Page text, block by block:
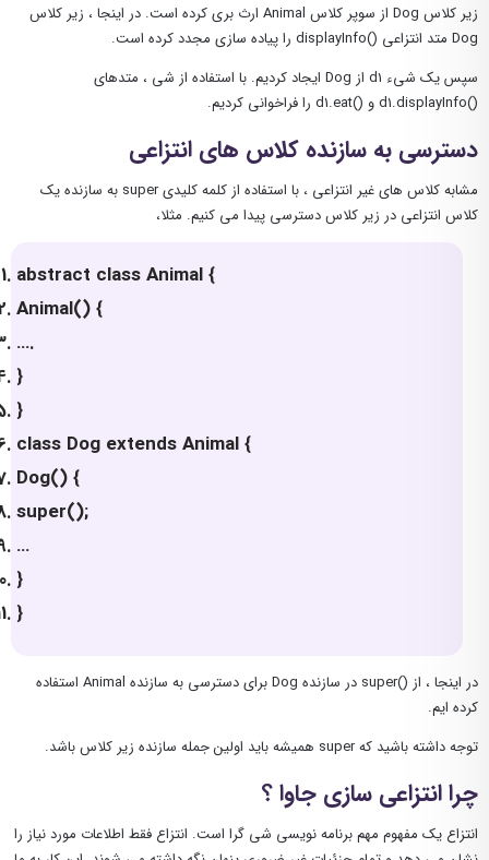
زیر کلاس Dog از سوپر کلاس Animal ارث بری کرده است. در اینجا ، زیر کلاس
Dog متد انتزاعی ()displayInfo را پیاده سازی مجدد کرده است.
سپس یک شیء d1 از Dog ایجاد کردیم. با استفاده از شی ، متدهای
()d1.displayInfo و ()d1.eat را فراخوانی کردیم.
دسترسی به سازنده کلاس های انتزاعی
مشابه کلاس های غیر انتزاعی ، با استفاده از کلمه کلیدی super به سازنده یک
کلاس انتزاعی در زیر کلاس دسترسی پیدا می کنیم. مثلا،
abstract class Animal {
Animal() {
….
}
}
class Dog extends Animal {
Dog() {
super();
…
}
}
در اینجا ، از ()super در سازنده Dog برای دسترسی به سازنده Animal استفاده
کرده ایم.
توجه داشته باشید که super همیشه باید اولین جمله سازنده زیر کلاس باشد.
چرا انتزاعی سازی جاوا ؟
انتزاع یک مفهوم مهم برنامه نویسی شی گرا است. انتزاع فقط اطلاعات مورد نیاز را